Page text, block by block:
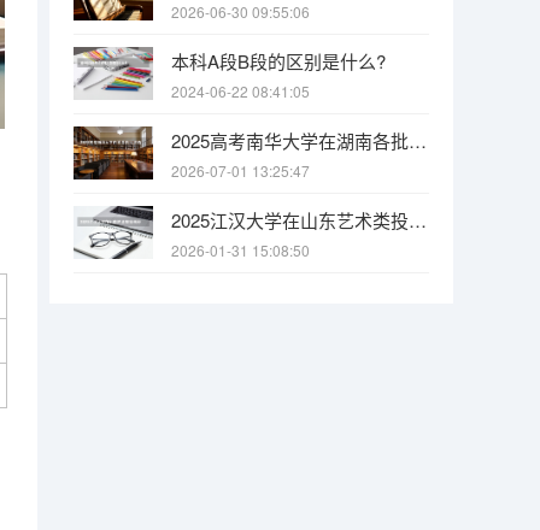
2026-06-30 09:55:06
本科A段B段的区别是什么?
2024-06-22 08:41:05
2025高考南华大学在湖南各批次选科要求介绍（2026参考）
2026-07-01 13:25:47
2025江汉大学在山东艺术类投档分数线（2026年参考）
2026-01-31 15:08:50